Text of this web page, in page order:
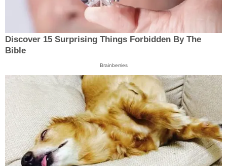
Discover 15 Surprising Things Forbidden By The
Bible
Brainberries